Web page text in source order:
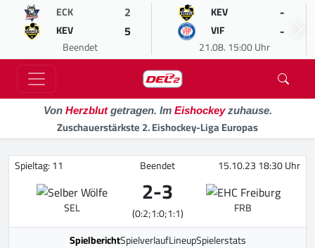
ECK 2
KEV 5
Beendet
KEV -
VIF -
21.08. 15:00 Uhr
Von Herzblutgetragen. Im Eishockeyzuhause.
Zuschauerstärkste 2. Eishockey-Liga Europas
Spieltag: 11 Beendet 15.10.23 18:30 Uhr
SEL 2-3
(0:2;1:0;1:1)
FRB
SpielberichtSpielverlaufLineupSpielerstats